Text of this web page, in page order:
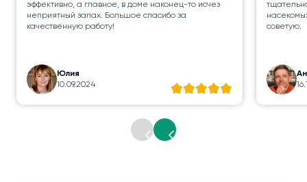
эффективно, а главное, в доме наконец-то исчез
неприятный запах. Большое спасибо за
качественную работу!
Юлия
10.09.2024
советую.